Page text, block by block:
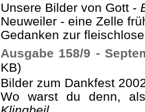
Unsere Bilder von Gott -
Neuweiler - eine Zelle
Gedanken zur
Ausgabe 158/9 -
KB)
Bilder zum Dankfest
Wo warst du denn,